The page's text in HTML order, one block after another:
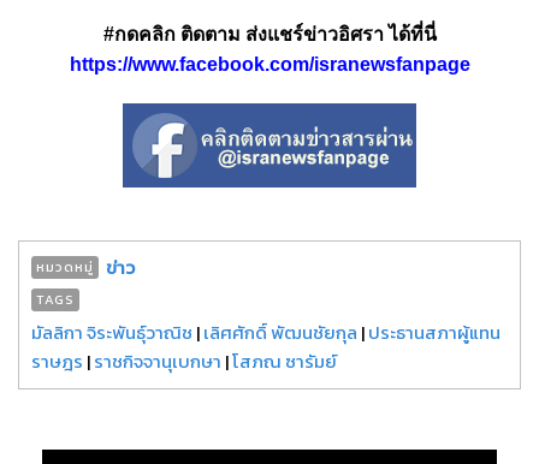
#กดคลิก ติดตาม ส่งแชร์ข่าวอิศรา ได้ที่นี่
https://www.facebook.com/isranewsfanpage
หมวดหมู่ ข่าว
TAGS
มัลลิกา จิระพันธุ์วาณิช |เลิศศักดิ์ พัฒนชัยกุล |ประธานสภาผู้แทน
ราษฎร |ราชกิจจานุเบกษา |โสภณ ซารัมย์